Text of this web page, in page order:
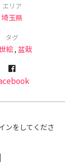
エリア
埼玉県
タグ
絵,盆栽
ンをしてくださ